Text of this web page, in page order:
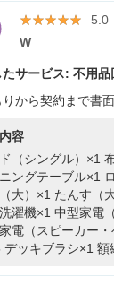
★★★★★
★★★★★ 5.0
W
たサービス: 不用品
りから契約まで書
容
（シングル）×1
ングテーブル×1
大）×1 たんす（
濯機×1 中型家電
電（スピーカー
デッキブラシ×1 額